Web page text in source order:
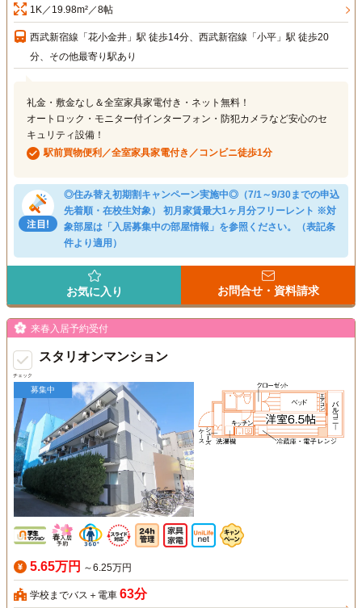
1K／19.98m²／8帖
西武新宿線「花小金井」駅 徒歩14分、西武新宿線「小平」駅 徒歩20
分、その他最寄り駅あり
礼金・敷金なし＆全室家具家電付き・ネット無料！
オートロック・モニター付インターフォン・防犯カメラなど安心のセ
キュリティ設備！
駅前買物便利／全室家具家電付き／コンビニ徒歩1分
◎住み替え初期割キャンペーン実施中◎（7/1～9/30までの申込
先着順・在校生対象） 初月家賃最大1ヶ月分フリーレント ※対
象部屋は「入居募集中の部屋情報」を参照ください。（表記条
件より適用）
お気に入り お問合せ・資料請求
チェック
来春入居予約受付
スタリオンマンション
募集中
5.65万円 ～6.25万円
学校までバス＋電車 63分